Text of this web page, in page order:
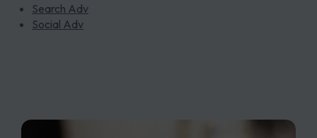
Search Adv
Social Adv